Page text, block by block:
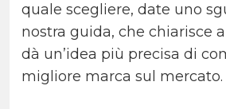
quale scegliere, date uno
nostra guida, che chiarisce
dà un’idea più precisa di
migliore marca sul mercato.